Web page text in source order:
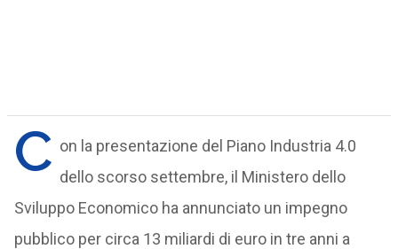
C on la presentazione del Piano Industria 4.0
dello scorso settembre, il Ministero dello
Sviluppo Economico ha annunciato un impegno
pubblico per circa 13 miliardi di euro in tre anni a